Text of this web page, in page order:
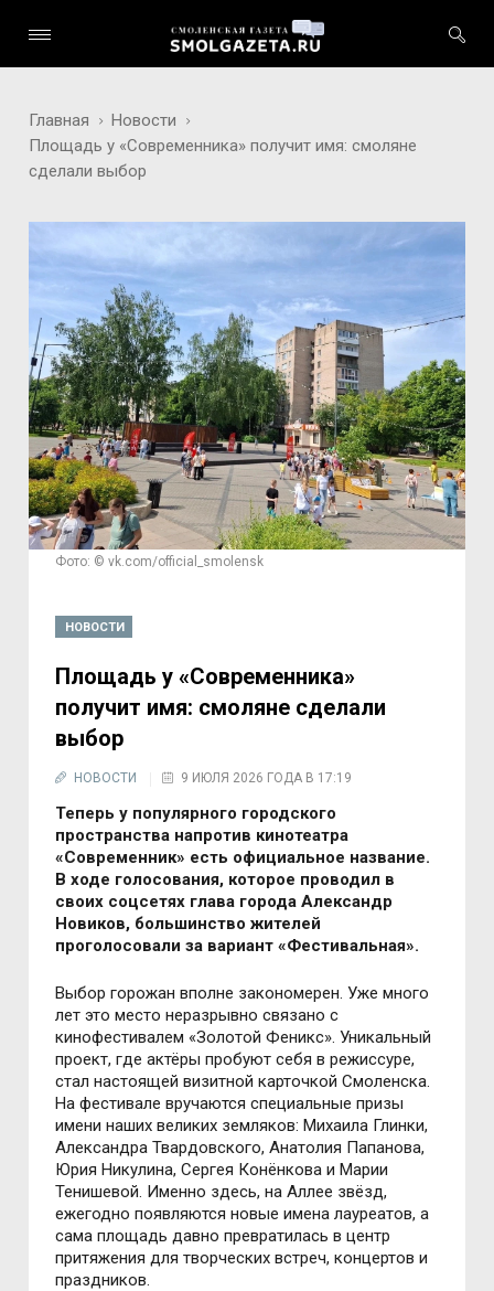
Главная
Новости
Площадь у «Современника» получит имя: смоляне
сделали выбор
Фото: © vk.com/official_smolensk
НОВОСТИ
Площадь у «Современника»
получит имя: смоляне сделали
выбор
НОВОСТИ 9 ИЮЛЯ 2026 ГОДА В 17:19
Теперь у популярного городского
пространства напротив кинотеатра
«Современник» есть официальное название.
В ходе голосования, которое проводил в
своих соцсетях глава города Александр
Новиков, большинство жителей
проголосовали за вариант «Фестивальная».
Выбор горожан вполне закономерен. Уже много
лет это место неразрывно связано с
кинофестивалем «Золотой Феникс». Уникальный
проект, где актёры пробуют себя в режиссуре,
стал настоящей визитной карточкой Смоленска.
На фестивале вручаются специальные призы
имени наших великих земляков: Михаила Глинки,
Александра Твардовского, Анатолия Папанова,
Юрия Никулина, Сергея Конёнкова и Марии
Тенишевой. Именно здесь, на Аллее звёзд,
ежегодно появляются новые имена лауреатов, а
сама площадь давно превратилась в центр
притяжения для творческих встреч, концертов и
праздников.